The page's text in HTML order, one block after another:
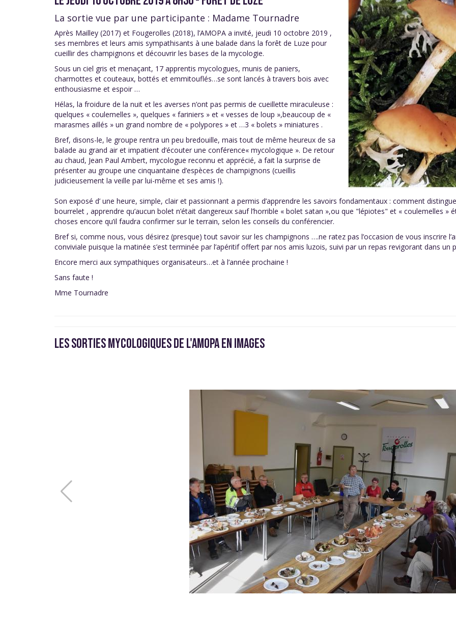
La sortie vue par une participante : Madame Tournadre
Après Mailley (2017) et Fougerolles (2018), l’AMOPA a invité, jeudi 10 octobre 2019 ,
ses membres et leurs amis sympathisants à une balade dans la forêt de Luze pour
cueillir des champignons et découvrir les bases de la mycologie.
Sous un ciel gris et menaçant, 17 apprentis mycologues, munis de paniers,
charmottes et couteaux, bottés et emmitouflés…se sont lancés à travers bois avec
enthousiasme et espoir …
Hélas, la froidure de la nuit et les averses n’ont pas permis de cueillette miraculeuse :
quelques « coulemelles », quelques « fariniers » et « vesses de loup »,beaucoup de «
marasmes aillés » un grand nombre de « polypores » et …3 « bolets » miniatures .
Bref, disons-le, le groupe rentra un peu bredouille, mais tout de même heureux de sa
balade au grand air et impatient d’écouter une conférence« mycologique ». De retour
au chaud, Jean Paul Ambert, mycologue reconnu et apprécié, a fait la surprise de
présenter au groupe une cinquantaine d’espèces de champignons (cueillis
judicieusement la veille par lui-même et ses amis !).
Son exposé d’ une heure, simple, clair et passionnant a permis d’apprendre les savoirs fondamentaux : comment
bourrelet , apprendre qu’aucun bolet n’était dangereux sauf l’horrible « bolet satan »,ou que "lépiotes" et « coulemelles »
choses encore qu’il faudra confirmer sur le terrain, selon les conseils du conférencier.
Bref si, comme nous, vous désirez (presque) tout savoir sur les champignons ….ne ratez pas l’occasion de vous inscrire
conviviale puisque la matinée s’est terminée par l’apéritif offert par nos amis luzois, suivi par un repas revigorant dans un
Encore merci aux sympathiques organisateurs…et à l’année prochaine !
Sans faute !
Mme Tournadre
LES SORTIES MYCOLOGIQUES DE L'AMOPA EN IMAGES